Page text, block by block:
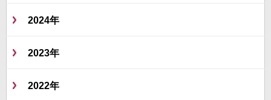
2024年
2023年
2022年